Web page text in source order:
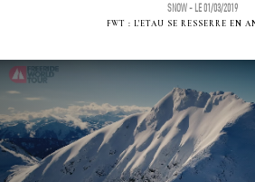
SNOW - LE 01/03/2019
FWT : L'ETAU SE RESSERRE EN